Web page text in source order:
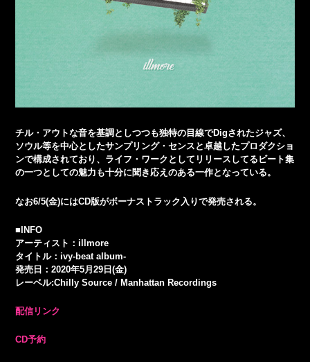
チル・アウトな音を基調としつつも独特の目線でDigされたジャズ、
ソウル等を中心としたサンプリング・センスと卓越したプロダクショ
ンで構成されており、ライフ・ワークとしてリリースしてるビート集
の一つとしての魅力も十分に聞き応えのある一作となっている。
なお6/5(金)にはCD版がボーナストラック入りで発売される。
■INFO
アーティスト：illmore
タイトル：ivy-beat album-
発売日：2020年5月29日(金)
レーベル:Chilly Source / Manhattan Recordings
配信リンク
CD予約